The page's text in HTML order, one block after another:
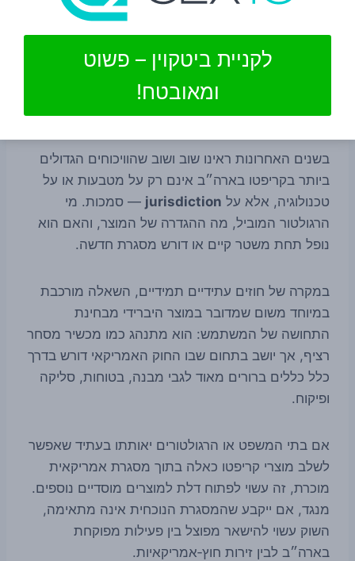
השאלה האם הכללים הקיימים מאפשרים חדשנות, או
הזווית הרגולטורית: לא רק
קריפטו, אלא גבולות סמכות
בשנים האחרונות ראינו שוב ושוב שהוויכוחים הגדולים
ביותר בקריפטו בארה״ב אינם רק על מטבעות או על
טכנולוגיה, אלא על jurisdiction — סמכות. מי
הרגולטור המוביל, מה ההגדרה של המוצר, והאם הוא
נופל תחת משטר קיים או דורש מסגרת חדשה.
במקרה של חוזים עתידיים תמידיים, השאלה מורכבת
במיוחד משום שמדובר במוצר היברידי מבחינת
התחושה של המשתמש: הוא מתנהג כמו מכשיר מסחר
רציף, אך יושב בתחום שבו החוק האמריקאי דורש בדרך
כלל כללים ברורים מאוד לגבי מבנה, בטוחות, סליקה
ופיקוח.
אם בתי המשפט או הרגולטורים יאותתו בעתיד שאפשר
לשלב מוצרי קריפטו כאלה בתוך מסגרת אמריקאית
מוכרת, זה עשוי לפתוח דלת למוצרים מוסדיים נוספים.
מנגד, אם ייקבע שהמסגרת הנוכחית אינה מתאימה,
השוק עשוי להישאר מפוצל בין פעילות מפוקחת
בארה״ב לבין זירות חוץ‑אמריקאיות.
לקניית ביטקוין – פשוט
ומאובטח!